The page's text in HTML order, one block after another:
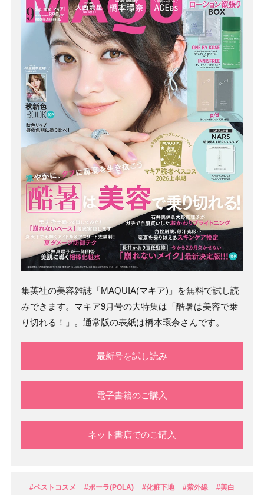
集英社の美容雑誌「MAQUIA(マキア)」を無料で試し読
みできます。マキア9月号の大特集は「酷暑は美容で乗
り切れる！」。通常版の表紙は橋本環奈さんです。
最新号を試し読み
電子書籍のご購入
ネット書店でのご購入
#ベストコスメ #ポーラ(POLA) #化粧下地 #紫外線
#美白